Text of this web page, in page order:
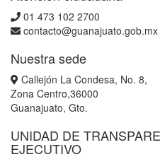
01 473 102 2700
contacto@guanajuato.gob.mx
Nuestra sede
Callejón La Condesa, No. 8,
Zona Centro,36000
Guanajuato, Gto.
UNIDAD DE
EJECUTIVO